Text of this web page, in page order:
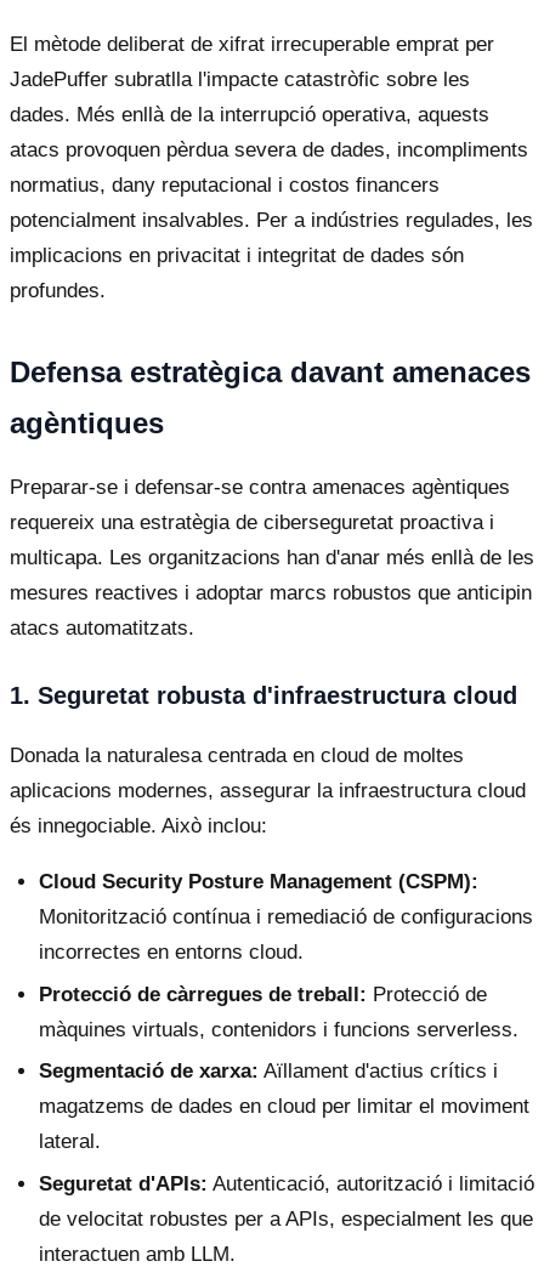
El mètode deliberat de xifrat irrecuperable emprat per
JadePuffer subratlla l'impacte catastròfic sobre les
dades. Més enllà de la interrupció operativa, aquests
atacs provoquen pèrdua severa de dades, incompliments
normatius, dany reputacional i costos financers
potencialment insalvables. Per a indústries regulades, les
implicacions en privacitat i integritat de dades són
profundes.
Defensa estratègica davant amenaces
agèntiques
Preparar-se i defensar-se contra amenaces agèntiques
requereix una estratègia de ciberseguretat proactiva i
multicapa. Les organitzacions han d'anar més enllà de les
mesures reactives i adoptar marcs robustos que anticipin
atacs automatitzats.
1. Seguretat robusta d'infraestructura cloud
Donada la naturalesa centrada en cloud de moltes
aplicacions modernes, assegurar la infraestructura cloud
és innegociable. Això inclou:
Cloud Security Posture Management (CSPM):
Monitorització contínua i remediació de configuracions
incorrectes en entorns cloud.
Protecció de càrregues de treball: Protecció de
màquines virtuals, contenidors i funcions serverless.
Segmentació de xarxa: Aïllament d'actius crítics i
magatzems de dades en cloud per limitar el moviment
lateral.
Seguretat d'APIs: Autenticació, autorització i limitació
de velocitat robustes per a APIs, especialment les que
interactuen amb LLM.